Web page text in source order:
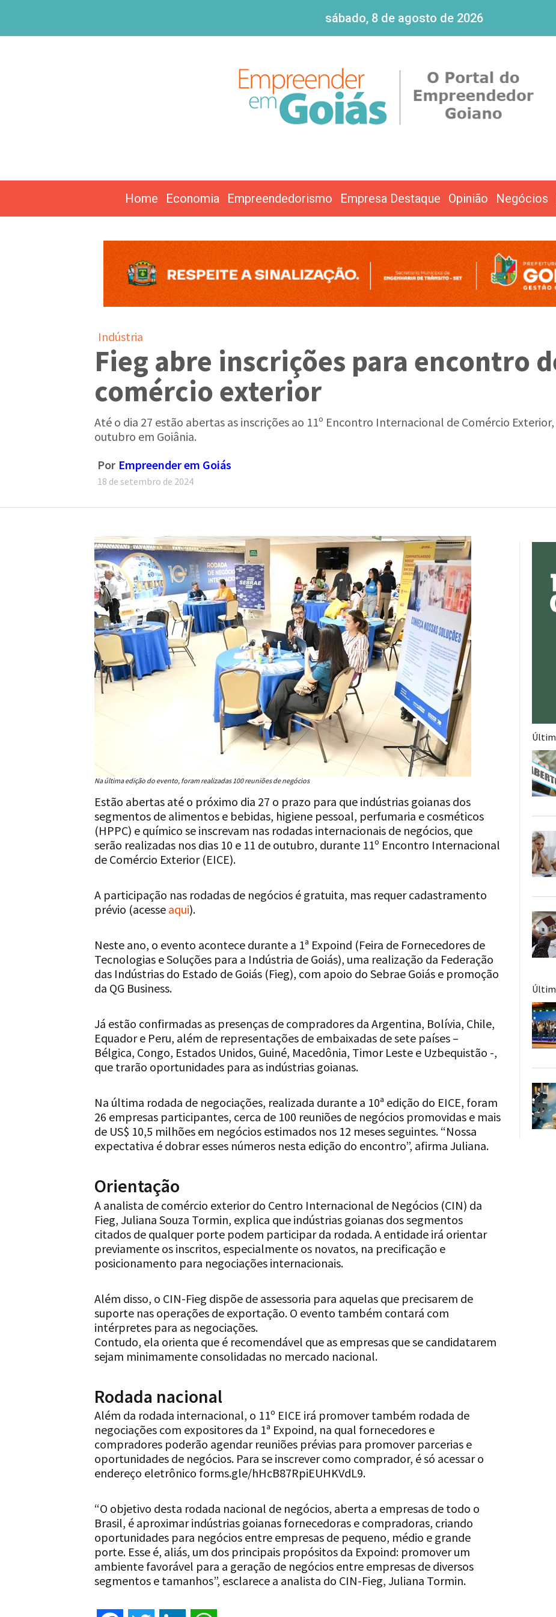
sábado, 8 de agosto de 2026
Home Economia Empreendedorismo Empresa Destaque Opinião Negócios
Indústria
Fieg abre inscrições para encontro
comércio exterior
Até o dia 27 estão abertas as inscrições ao 11º Encontro Internacional de Comércio
outubro em Goiânia.
Por Empreender em Goiás
18 de setembro de 2024
Na última edição do evento, foram realizadas 100 reuniões de negócios
Estão abertas até o próximo dia 27 o prazo para que indústrias goianas dos
segmentos de alimentos e bebidas, higiene pessoal, perfumaria e cosméticos
(HPPC) e químico se inscrevam nas rodadas internacionais de negócios, que
serão realizadas nos dias 10 e 11 de outubro, durante 11º Encontro Internacional
de Comércio Exterior (EICE).
A participação nas rodadas de negócios é gratuita, mas requer cadastramento
prévio (acesse aqui).
Neste ano, o evento acontece durante a 1ª Expoind (Feira de Fornecedores de
Tecnologias e Soluções para a Indústria de Goiás), uma realização da Federação
das Indústrias do Estado de Goiás (Fieg), com apoio do Sebrae Goiás e promoção
da QG Business.
Já estão confirmadas as presenças de compradores da Argentina, Bolívia, Chile,
Equador e Peru, além de representações de embaixadas de sete países –
Bélgica, ⁠Congo, Estados Unidos, Guiné, Macedônia, ⁠Timor Leste e ⁠Uzbequistão -,
que trarão oportunidades para as indústrias goianas.
Na última rodada de negociações, realizada durante a 10ª edição do EICE, foram
26 empresas participantes, cerca de 100 reuniões de negócios promovidas e mais
de US$ 10,5 milhões em negócios estimados nos 12 meses seguintes. “Nossa
expectativa é dobrar esses números nesta edição do encontro”, afirma Juliana.
Orientação
A analista de comércio exterior do Centro Internacional de Negócios (CIN) da
Fieg, Juliana Souza Tormin, explica que indústrias goianas dos segmentos
citados de qualquer porte podem participar da rodada. A entidade irá orientar
previamente os inscritos, especialmente os novatos, na precificação e
posicionamento para negociações internacionais.
Além disso, o CIN-Fieg dispõe de assessoria para aquelas que precisarem de
suporte nas operações de exportação. O evento também contará com
intérpretes para as negociações.
Contudo, ela orienta que é recomendável que as empresas que se candidatarem
sejam minimamente consolidadas no mercado nacional.
Rodada nacional
Além da rodada internacional, o 11º EICE irá promover também rodada de
negociações com expositores da 1ª Expoind, na qual fornecedores e
compradores poderão agendar reuniões prévias para promover parcerias e
oportunidades de negócios. Para se inscrever como comprador, é só acessar o
endereço eletrônico forms.gle/hHcB87RpiEUHKVdL9.
“O objetivo desta rodada nacional de negócios, aberta a empresas de todo o
Brasil, é aproximar indústrias goianas fornecedoras e compradoras, criando
oportunidades para negócios entre empresas de pequeno, médio e grande
porte. Esse é, aliás, um dos principais propósitos da Expoind: promover um
ambiente favorável para a geração de negócios entre empresas de diversos
segmentos e tamanhos”, esclarece a analista do CIN-Fieg, Juliana Tormin.